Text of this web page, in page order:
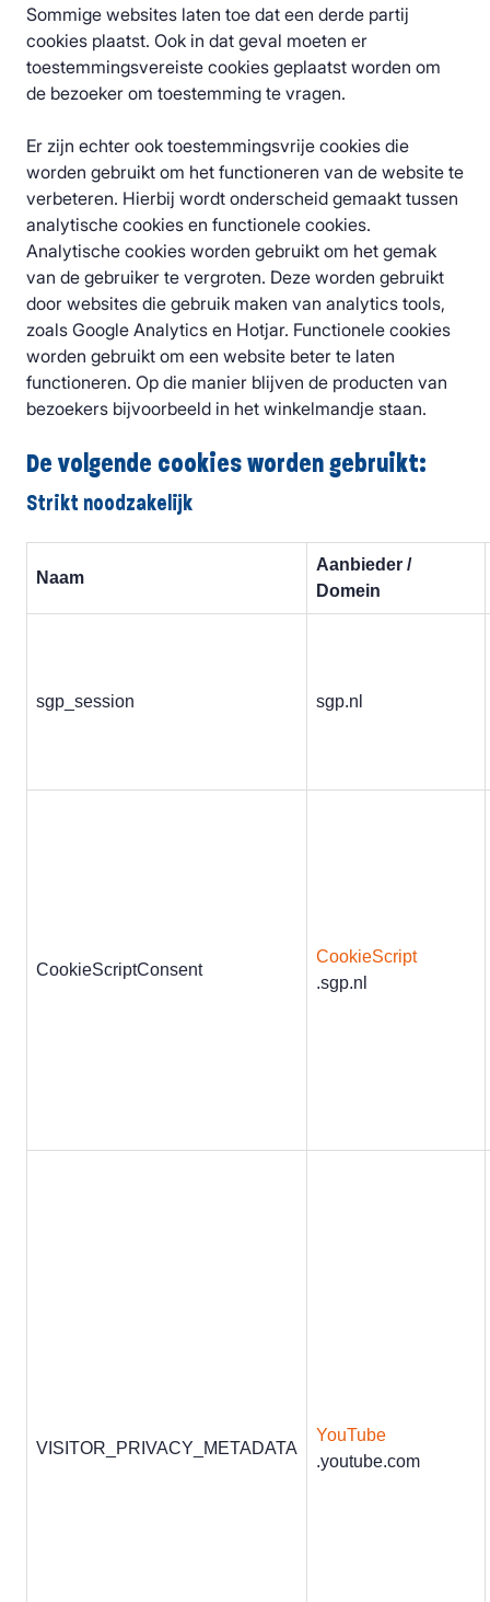
Sommige websites laten toe dat een derde partij
cookies plaatst. Ook in dat geval moeten er
toestemmingsvereiste cookies geplaatst worden om
de bezoeker om toestemming te vragen.
Er zijn echter ook toestemmingsvrije cookies die
worden gebruikt om het functioneren van de website te
verbeteren. Hierbij wordt onderscheid gemaakt tussen
analytische cookies en functionele cookies.
Analytische cookies worden gebruikt om het gemak
van de gebruiker te vergroten. Deze worden gebruikt
door websites die gebruik maken van analytics tools,
zoals Google Analytics en Hotjar. Functionele cookies
worden gebruikt om een website beter te laten
functioneren. Op die manier blijven de producten van
bezoekers bijvoorbeeld in het winkelmandje staan.
De volgende cookies worden gebruikt:
Strikt noodzakelijk
Naam
Aanbieder /
Domein
sgp_session sgp.nl
CookieScriptConsent
CookieScript
.sgp.nl
VISITOR_PRIVACY_METADATA
YouTube
.youtube.com